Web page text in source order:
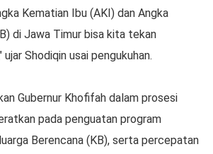
Kematian Ibu (AKI) dan Angka
di Jawa Timur bisa kita tekan
ujar Shodiqin usai pengukuhan.
Gubernur Khofifah dalam prosesi
pada penguatan program
Berencana (KB), serta percepatan